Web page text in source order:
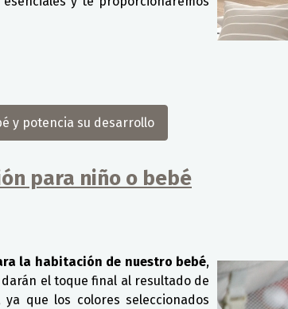
y potencia su desarrollo
para niño o bebé
la habitación de nuestro bebé,
el toque final al resultado de
que los colores seleccionados